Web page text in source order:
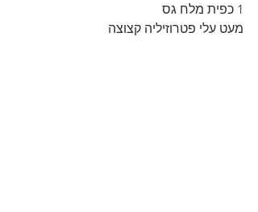
1 כפית מלח גס
מעט עלי פטרוזיליה קצוצה